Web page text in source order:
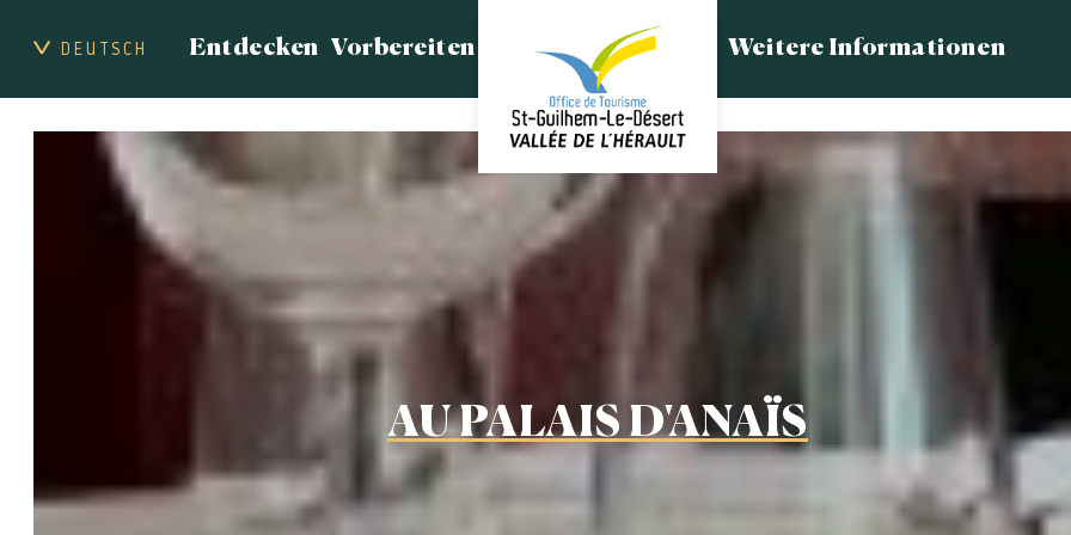
DEUTSCH Entdecken Vorbereiten Weitere Informationen
AU PALAIS D'ANAÏS